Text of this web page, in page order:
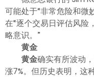
可能处于“非常危险和微
在“逐个交易日评估风险
略意识。”
黄金
黄金确实有所波动
涨7%。但历史表明，这